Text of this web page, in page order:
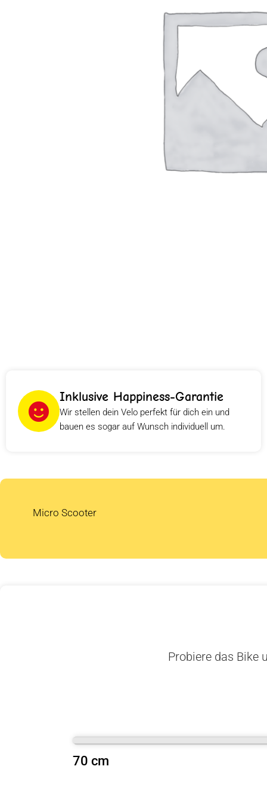
Inklusive Happiness-Garantie
Wir stellen dein Velo perfekt für dich ein und
bauen es sogar auf Wunsch individuell um.
Micro Scooter
Probiere das Bike
70 cm